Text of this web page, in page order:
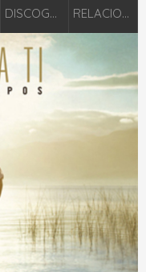
DISCOGRAFÍA RELACIONADOS